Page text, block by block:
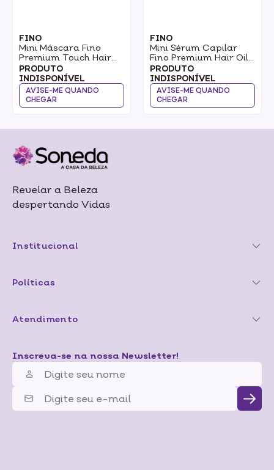
FINO
Mini Máscara Fino
Premium Touch Hair
Mini Mask 40g
PRODUTO
INDISPONÍVEL
AVISE-ME QUANDO
CHEGAR
FINO
Mini Sérum Capilar
Fino Premium Hair Oil
10ml
PRODUTO
INDISPONÍVEL
AVISE-ME QUANDO
CHEGAR
Revelar a Beleza
despertando Vidas
Institucional
Políticas
Atendimento
Inscreva-se na nossa Newsletter!